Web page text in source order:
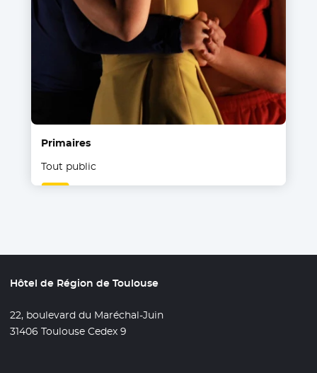
Primaires
Tout public
Hôtel de Région de Toulouse
22, boulevard du Maréchal-Juin
31406 Toulouse Cedex 9